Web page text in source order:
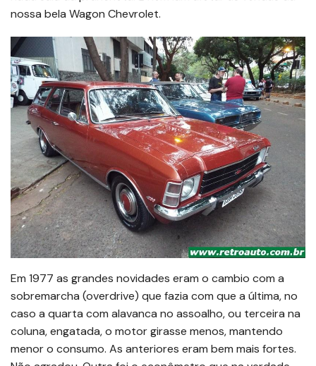
nossa bela Wagon Chevrolet.
Em 1977 as grandes novidades eram o cambio com a
sobremarcha (overdrive) que fazia com que a última, no
caso a quarta com alavanca no assoalho, ou terceira na
coluna, engatada, o motor girasse menos, mantendo
menor o consumo. As anteriores eram bem mais fortes.